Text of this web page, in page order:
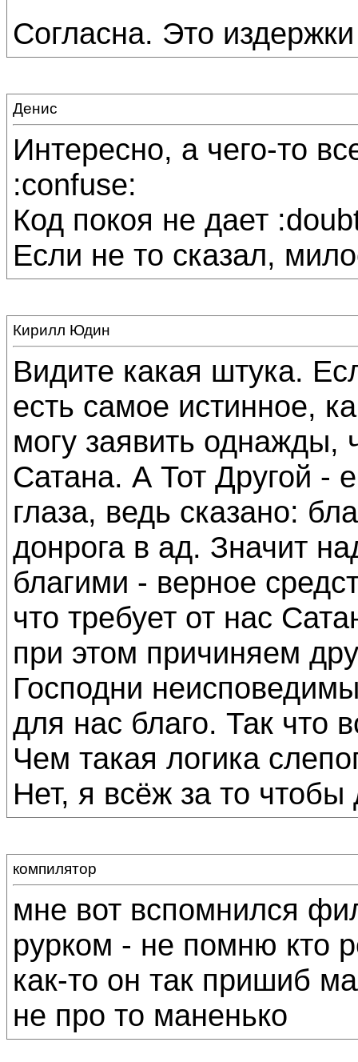
Согласна. Это
Денис
Интересно, а чего-то
:confuse:
Код покоя не дает
Если не то сказал,
Кирилл Юдин
Видите какая штука.
есть самое истинное,
могу заявить однажды,
Сатана. А Тот Другой -
глаза, ведь сказано:
донрога в ад. Значит
благими - верное
что требует от нас
при этом причиняем
Господни
для нас благо. Так что
Чем такая логика
Нет, я всёж за то чтобы
компилятор
мне вот вспомнился
рурком - не помню кто
как-то он так пришиб
не про то маненько